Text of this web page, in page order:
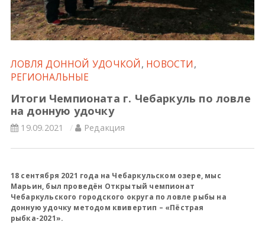
ЛОВЛЯ ДОННОЙ УДОЧКОЙ, НОВОСТИ,
РЕГИОНАЛЬНЫЕ
Итоги Чемпионата г. Чебаркуль по ловле
на донную удочку
19.09.2021 Редакция
18 сентября 2021 года на Чебаркульском озере, мыс
Марьин, был проведён Открытый чемпионат
Чебаркульского городского округа по ловле рыбы на
донную удочку методом квивертип – «Пёстрая
рыбка-2021».
Всероссийские правила